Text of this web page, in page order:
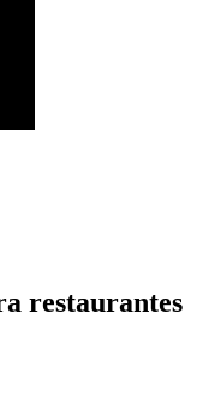
restaurantes